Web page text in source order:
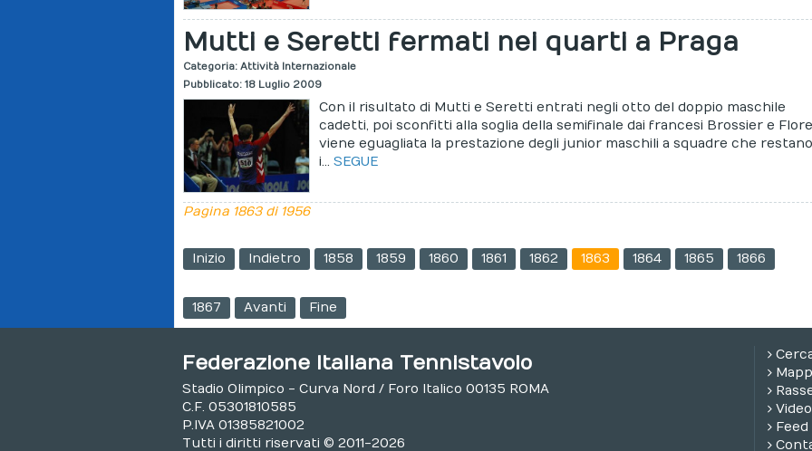
Mutti e Seretti fermati nei quarti a Praga
Categoria:Attività Internazionale
Pubblicato: 18 Luglio 2009
Con il risultato di Mutti e Seretti entrati negli otto del doppio maschile
cadetti, poi sconfitti alla soglia della semifinale dai francesi Brossier e
viene eguagliata la prestazione degli junior maschili a squadre che
i...SEGUE
Pagina 1863 di 1956
Inizio Indietro 1858 1859 1860 1861 1862 1863 1864 1865 1866
1867 Avanti Fine
Federazione Italiana Tennistavolo
Stadio Olimpico - Curva Nord / Foro Italico 00135 ROMA
C.F. 05301810585
P.IVA 01385821002
Tutti i diritti riservati © 2011-2026
Feed